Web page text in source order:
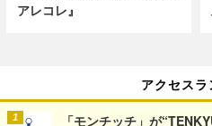
アレコレ』
アクセスラ
「モンチッチ」が